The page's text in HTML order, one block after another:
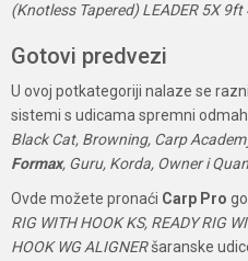
(Knotless Tapered) LEADER 5X 9ft
Gotovi predvezi
U ovoj potkategoriji nalaze se
sistemi s udicama spremni
Black Cat, Browning, Carp
Formax, Guru, Korda, Owner i
Ovde možete pronaći Carp Pro
RIG WITH HOOK KS, READY RIG
HOOK WG ALIGNERšaranske